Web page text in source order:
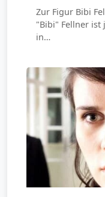
Zur Figur Bibi
"Bibi" Fellner ist
in…